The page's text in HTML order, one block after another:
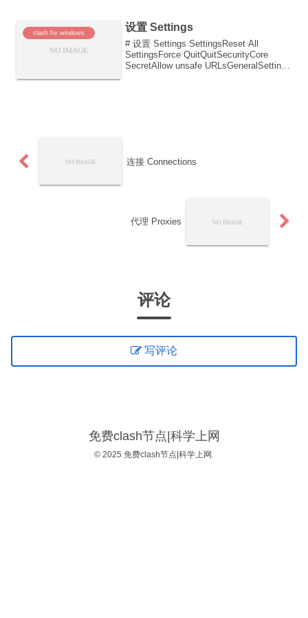
clash for windows 设置 Settings
# 设置 Settings SettingsReset All
SettingsForce QuitQuitSecurityCore
SecretAllow unsafe URLsGeneralSettings
连接 Connections
代理 Proxies
评论
写评论
免费clash节点|科学上网
© 2025 免费clash节点|科学上网.